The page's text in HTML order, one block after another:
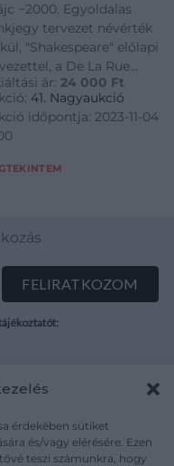
érdekében sütiket
és/vagy elérésére. Ezen
teszi számunkra, hogy
(6x)
/ Switzerland
One-sided test
without
with
as an
draft, made by
~2000. Egyoldalas
tervezet névérték
"Shakespeare" előlapi
a De La Rue
(6x) T:UNC,AU /
~2000. One-
test banknote without
ár: 24 000 Ft
41. Nagyaukció
időpontja: 2023-11-04